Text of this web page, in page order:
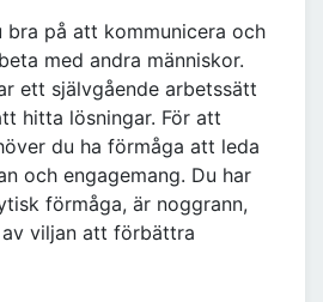
bra på att kommunicera och
med andra människor.
ett självgående arbetssätt
hitta lösningar. För att
du ha förmåga att leda
och engagemang. Du har
förmåga, är noggrann,
viljan att förbättra